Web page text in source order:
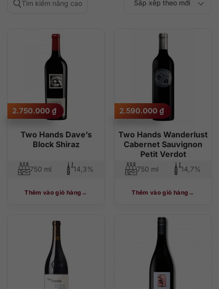
Tìm kiếm nâng cao Sắp xếp theo
Sắp xếp theo mới
Two Hands Dave’s
Block Shiraz
2.750.000 ₫
750 ml 14,3%
Thêm vào giỏ hàng
Two Hands Wanderlust
Cabernet Sauvignon
Petit Verdot
2.590.000 ₫
750 ml 14,7%
Thêm vào giỏ hàng